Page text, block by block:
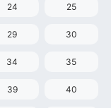
24 25
29 30
34 35
39 40